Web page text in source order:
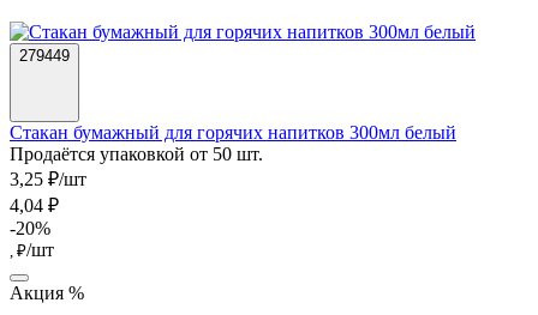
279449
Стакан бумажный для горячих напитков 300мл белый
Продаётся упаковкой от 50 шт.
3,25 ₽/шт
4,04 ₽
-20%
, ₽/шт
Акция %